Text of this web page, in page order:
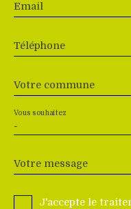
Email
Téléphone
Votre commune
-
Vous souhaitez
Votre message
J'accepte le